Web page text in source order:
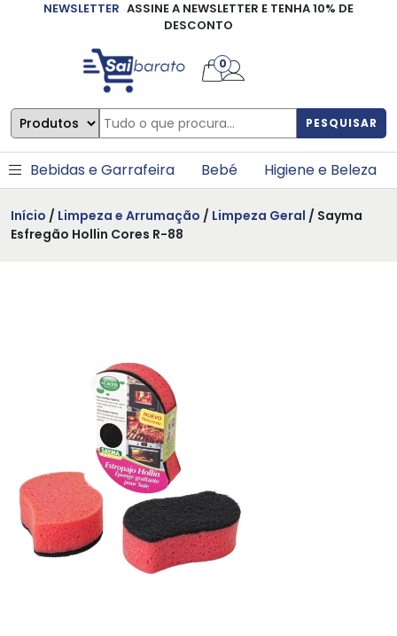
NEWSLETTER ASSINE A NEWSLETTER E TENHA 10% DE
DESCONTO
PESQUISAR
0
Bebidas e Garrafeira Bebé Higiene e Beleza
Início / Limpeza e Arrumação / Limpeza Geral / Sayma
Esfregão Hollin Cores R-88